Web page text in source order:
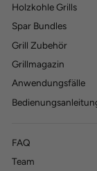
Holzkohle Grills
Spar Bundles
Grill Zubehör
Grillmagazin
Anwendungsfälle
FAQ
Team
770 Bewertungen
770 Bewertungen